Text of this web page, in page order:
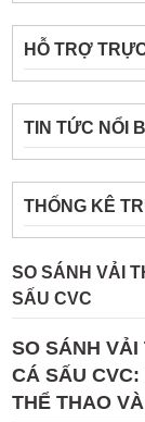
HỖ TRỢ
TIN TỨC NỔI
THỐNG KÊ
SO SÁNH VẢI
SẤU CVC
SO SÁNH
CÁ SẤU
THỂ THAO